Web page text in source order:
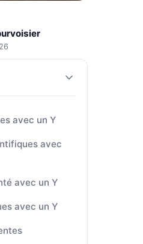
avec un Y
avec
avec un Y
avec un Y